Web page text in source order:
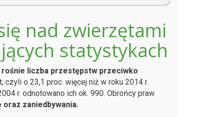
nad zwierzętami
statystykach
liczba przestępstw przeciwko
o 23,1 proc. więcej niż w roku 2014 r.
r. odnotowano ich ok. 990. Obrońcy praw
zaniedbywania.